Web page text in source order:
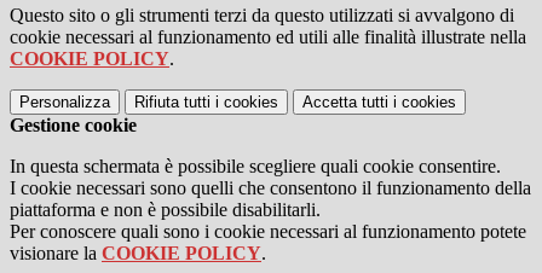
Questo sito o gli strumenti terzi da questo utilizzati si avvalgono di
cookie necessari al funzionamento ed utili alle finalità illustrate nella
COOKIE POLICY.
Personalizza Rifiuta tutti i cookies Accetta tutti i cookies
Gestione cookie
In questa schermata è possibile scegliere quali cookie consentire.
I cookie necessari sono quelli che consentono il funzionamento della
piattaforma e non è possibile disabilitarli.
Per conoscere quali sono i cookie necessari al funzionamento potete
visionare la COOKIE POLICY.